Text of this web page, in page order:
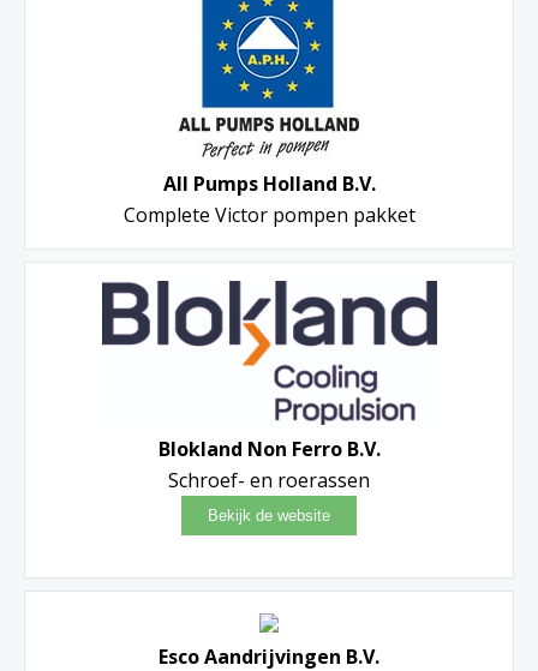
All Pumps Holland B.V.
Complete Victor pompen pakket
Blokland Non Ferro B.V.
Schroef- en roerassen
Esco Aandrijvingen B.V.